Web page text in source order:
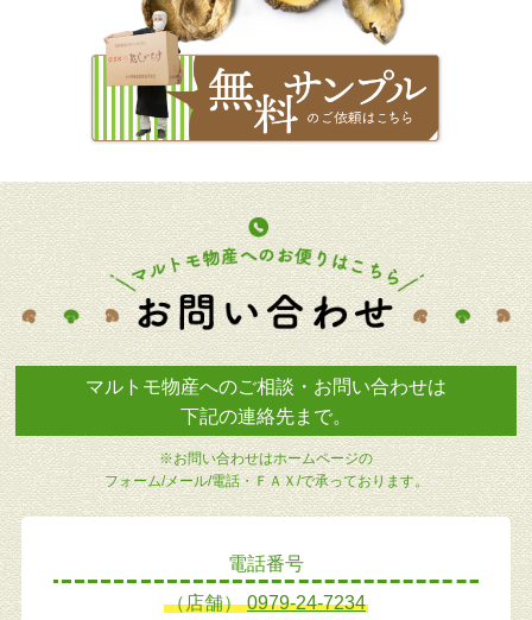
マルトモ物産へのご相談・お問い合わせは
下記の連絡先まで。
※お問い合わせはホームページの
フォーム/メール/電話・ＦＡＸ/で承っております。
電話番号
（店舗）0979-24-7234